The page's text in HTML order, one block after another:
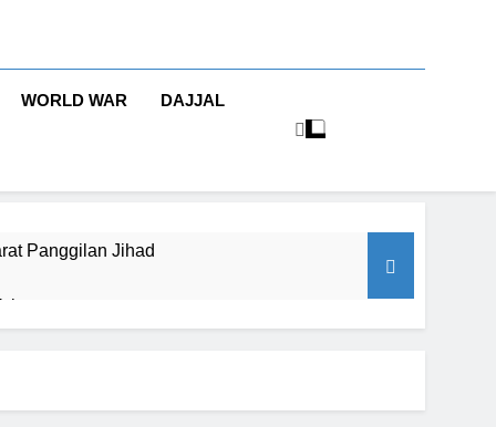
WORLD WAR DAJJAL
Panggilan Jihad